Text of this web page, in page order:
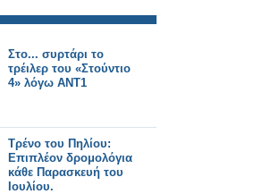
Στο... συρτάρι το
τρέιλερ του «Στούντιο
4» λόγω ΑΝΤ1
Τρένο του Πηλίου:
Επιπλέον δρομολόγια
κάθε Παρασκευή του
Ιουλίου.